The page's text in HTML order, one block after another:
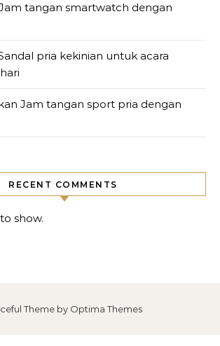
tangan smartwatch dengan
pria kekinian untuk acara
Jam tangan sport pria dengan
RECENT COMMENTS
show.
Theme by Optima Themes